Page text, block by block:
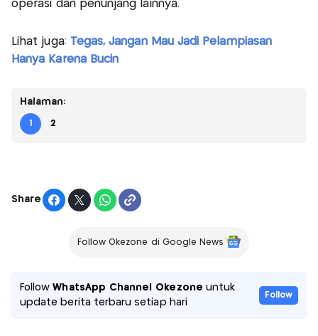
operasi dan penunjang lainnya.
Lihat juga: Tegas, Jangan Mau Jadi Pelampiasan
Hanya Karena Bucin
Halaman:
1 2
Share
Follow Okezone di Google News
FollowWhatsApp Channel Okezone untuk
update berita terbaru setiap hari
Follow